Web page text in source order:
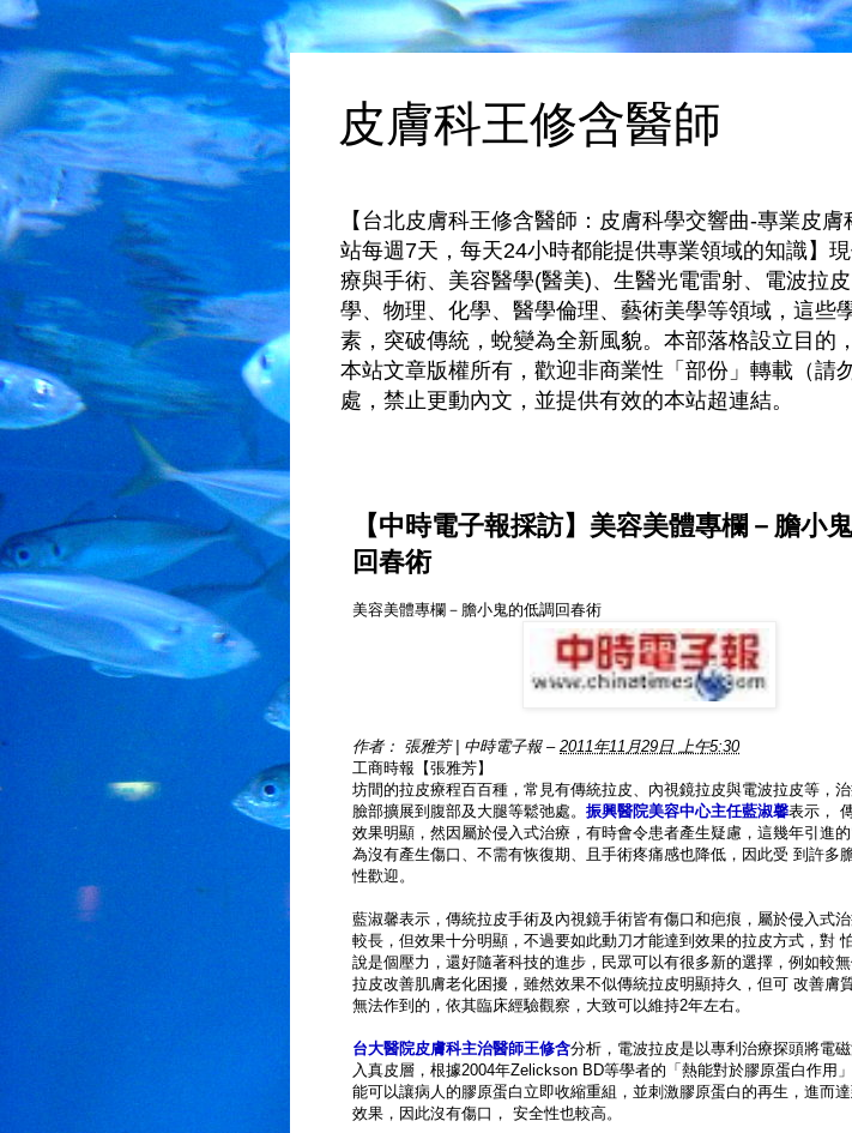
皮膚科王修含醫師
【台北皮膚科王修含醫師：皮膚科學交響曲-專業皮
站每週7天，每天24小時都能提供專業領域的知識】
療與手術、美容醫學(醫美)、生醫光電雷射、電波拉
學、物理、化學、醫學倫理、藝術美學等領域，這些
素，突破傳統，蛻變為全新風貌。本部落格設立目的
本站文章版權所有，歡迎非商業性「部份」轉載（請
處，禁止更動內文，並提供有效的本站超連結。
【中時電子報採訪】美容美體專欄－膽小
回春術
美容美體專欄－膽小鬼的低調回春術
作者： 張雅芳| 中時電子報– 2011年11月29日 上午5:30
工商時報【張雅芳】
坊間的拉皮療程百百種，常見有傳統拉皮、內視鏡拉皮與電波拉皮等，
臉部擴展到腹部及大腿等鬆弛處。 振興醫院美容中心主任藍淑馨表示，
效果明顯，然因屬於侵入式治療，有時會令患者產生疑慮，這幾年引進
為沒有產生傷口、不需有恢復期、且手術疼痛感也降低，因此受 到許多
性歡迎。
藍淑馨表示，傳統拉皮手術及內視鏡手術皆有傷口和疤痕，屬於侵入式
較長，但效果十分明顯，不過要如此動刀才能達到效果的拉皮方式，對
說是個壓力，還好隨著科技的進步，民眾可以有很多新的選擇，例如較
拉皮改善肌膚老化困擾，雖然效果不似傳統拉皮明顯持久，但可 改善膚
無法作到的，依其臨床經驗觀察，大致可以維持2年左右。
台大醫院皮膚科主治醫師王修含分析，電波拉皮是以專利治療探頭將電
入真皮層，根據2004年Zelickson BD等學者的「熱能對於膠原蛋白作用
能可以讓病人的膠原蛋白立即收縮重組，並刺激膠原蛋白的再生，進而
效果，因此沒有傷口， 安全性也較高。